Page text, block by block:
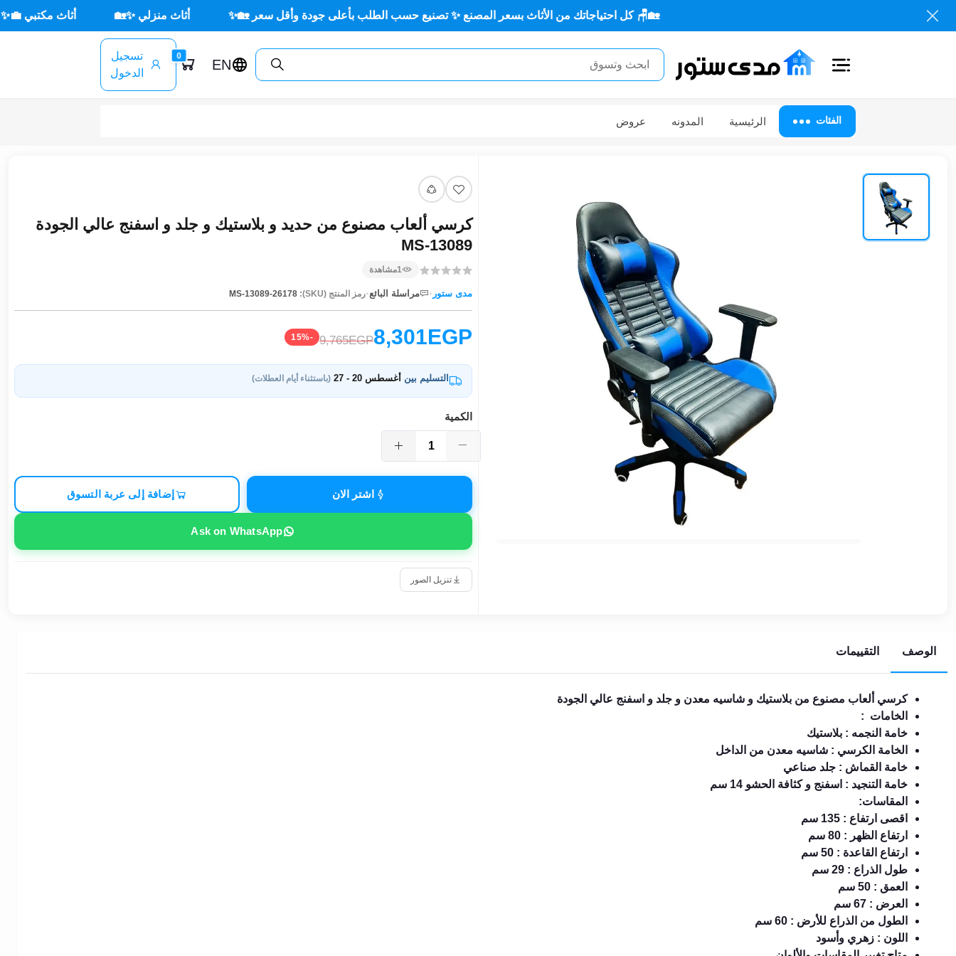
🏡🪑 كل احتياجاتك من الأثاث بسعر المصنع ✨ تصنيع حسب الطلب بأعلى جودة وأقل سعر 🏡✨ أثاث منزلي ✨🏡 أثاث مكتبي 💼✨ 🌳
EN
0
تسجيل
الدخول
أثاث
مكتبي
أثاث
EN
تسجيل
الدخول
اشترك
الآن
الفئات الرئيسية المدونه عروض
كرسي ألعاب مصنوع من حديد و بلاستيك و جلد و اسفنج عالي الجودة
MS-13089
1مشاهدة
مدى ستور · مراسلة البائع·رمز المنتج (SKU): MS-13089-26178
8,301EGP
9,765EGP
-15%
التسليم بين أغسطس 20 - 27 (باستثناء أيام العطلات)
الكمية
اشتر الان إضافة إلى عربة التسوق
Ask on WhatsApp
تنزيل الصور
الوصف التقييمات
كرسي ألعاب مصنوع من بلاستيك و شاسيه معدن و جلد و اسفنج عالي الجودة
الخامات :
خامة النجمه : بلاستيك
الخامة الكرسي : شاسيه معدن من الداخل
خامة القماش : جلد صناعي
خامة التنجيد : اسفنج و كثافة الحشو 14 سم
المقاسات:
اقصى ارتفاع : 135 سم
ارتفاع الظهر : 80 سم
ارتفاع القاعدة : 50 سم
طول الذراع : 29 سم
العمق : 50 سم
العرض : 67 سم
الطول من الذراع للأرض : 60 سم
اللون : زهري وأسود